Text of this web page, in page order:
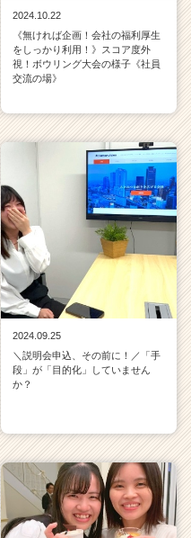
2024.10.22
《無ければ企画！会社の福利厚生
をしっかり利用！》スコア度外
視！ボウリング大会の様子《社員
交流の場》
2024.09.25
＼説明会申込、その前に！／「手
段」が「目的化」していません
か？